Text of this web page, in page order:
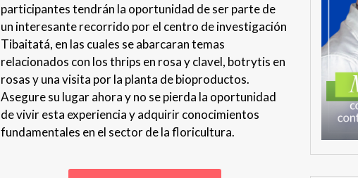
participantes tendrán la oportunidad de ser parte de
un interesante recorrido por el centro de investigación
Tibaitatá, en las cuales se abarcaran temas
relacionados con los thrips en rosa y clavel, botrytis en
rosas y una visita por la planta de bioproductos.
Asegure su lugar ahora y no se pierda la oportunidad
de vivir esta experiencia y adquirir conocimientos
fundamentales en el sector de la floricultura.